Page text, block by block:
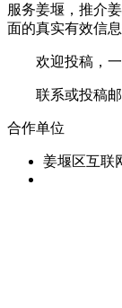
服务姜堰，推介
面的真实有效信
欢迎投稿，一
联系或投稿邮
合作单位
姜堰区互联